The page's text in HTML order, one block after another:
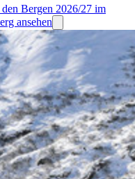
Bergen 2026/27 im
ansehen